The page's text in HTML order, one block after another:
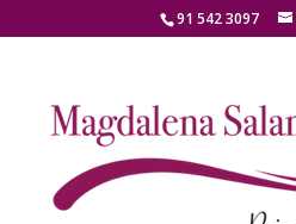
91 542 3097